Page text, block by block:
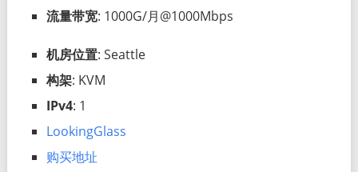
流量带宽: 1000G/月@1000Mbps
机房位置: Seattle
构架: KVM
IPv4: 1
LookingGlass
购买地址